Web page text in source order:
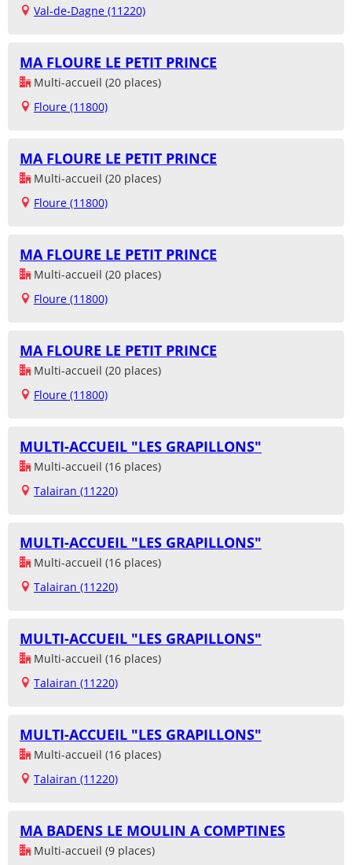
Val-de-Dagne (11220)
MA FLOURE LE PETIT PRINCE
Multi-accueil (20 places)
Floure (11800)
MA FLOURE LE PETIT PRINCE
Multi-accueil (20 places)
Floure (11800)
MA FLOURE LE PETIT PRINCE
Multi-accueil (20 places)
Floure (11800)
MA FLOURE LE PETIT PRINCE
Multi-accueil (20 places)
Floure (11800)
MULTI-ACCUEIL "LES GRAPILLONS"
Multi-accueil (16 places)
Talairan (11220)
MULTI-ACCUEIL "LES GRAPILLONS"
Multi-accueil (16 places)
Talairan (11220)
MULTI-ACCUEIL "LES GRAPILLONS"
Multi-accueil (16 places)
Talairan (11220)
MULTI-ACCUEIL "LES GRAPILLONS"
Multi-accueil (16 places)
Talairan (11220)
MA BADENS LE MOULIN A COMPTINES
Multi-accueil (9 places)